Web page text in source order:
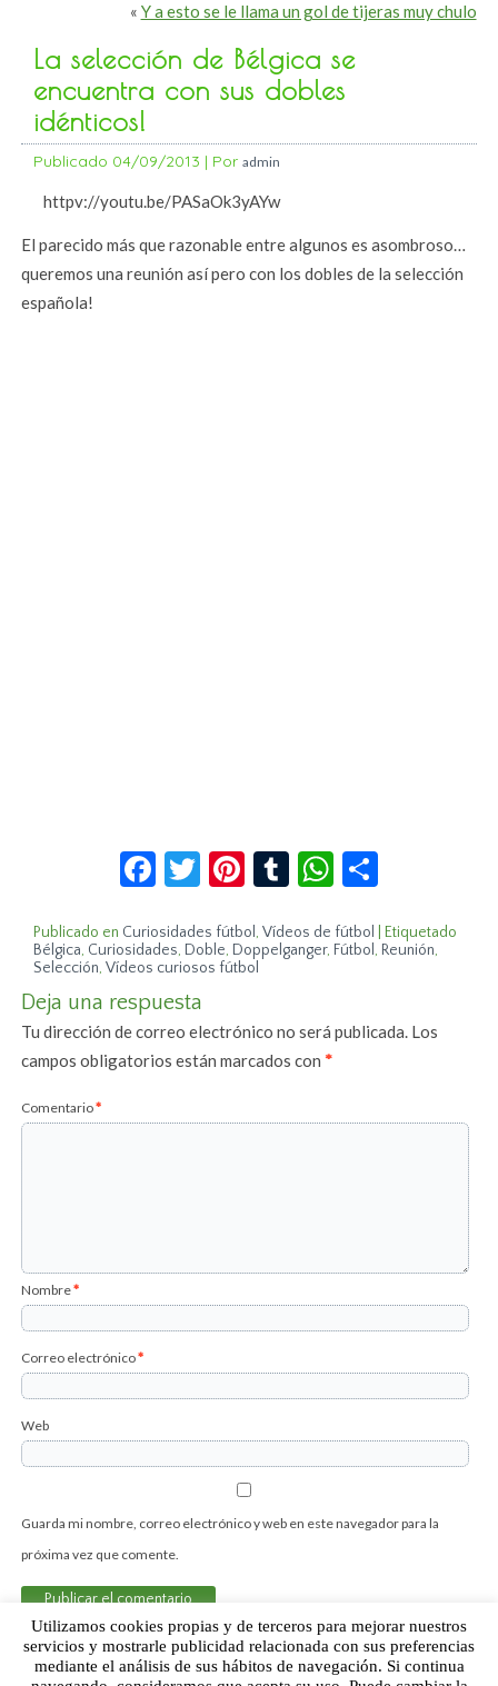
« Y a esto se le llama un gol de tijeras muy chulo
La selección de Bélgica se
encuentra con sus dobles
idénticos!
Publicado 04/09/2013 | Por admin
httpv://youtu.be/PASaOk3yAYw
El parecido más que razonable entre algunos es asombroso…
queremos una reunión así pero con los dobles de la selección
española!
Facebook
Twitter
Pinterest
TumblrWhatsApp
Publicado en Curiosidades fútbol,Vídeos de fútbol
Etiquetado
Bélgica, Curiosidades, Doble, Doppelganger, Fútbol, Reunión,
Selección,Vídeos curiosos fútbol
Deja una respuesta
Tu dirección de correo electrónico no será publicada. Los
campos obligatorios están marcados con*
Comentario*
Nombre*
Correo electrónico*
Web
Guarda mi nombre, correo electrónico y web en este navegador para la
próxima vez que comente.
Sobre Humor Fútbol Club | Aviso legal |Contacto
Utilizamos cookies propias y de terceros para mejorar nuestros
servicios y mostrarle publicidad relacionada con sus preferencias
mediante el análisis de sus hábitos de navegación. Si continua